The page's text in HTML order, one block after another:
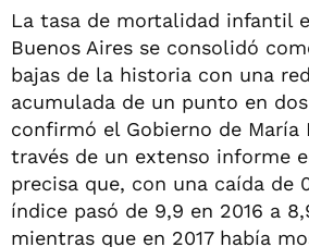
La tasa de mortalidad infantil
Buenos Aires se consolidó
bajas de la historia con una
acumulada de un punto en
confirmó el Gobierno de María
través de un extenso informe
precisa que, con una caída de
índice pasó de 9,9 en 2016 a
mientras que en 2017 había